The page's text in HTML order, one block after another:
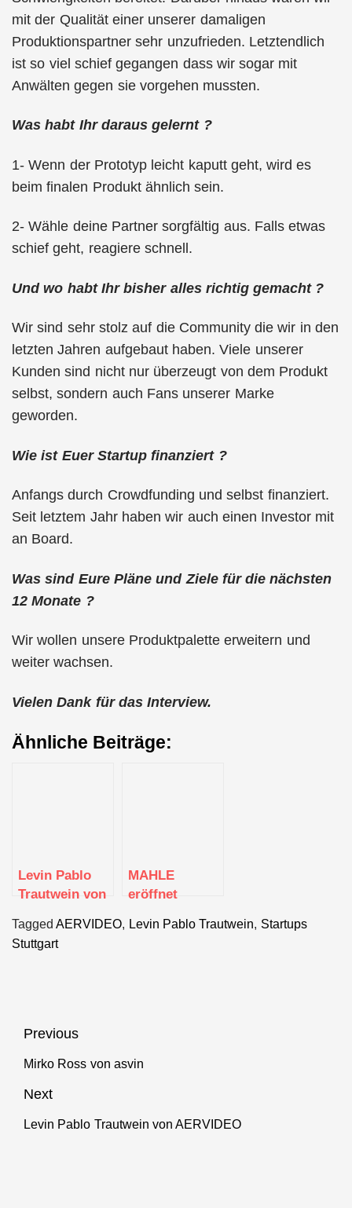
mit der Qualität einer unserer damaligen
Produktionspartner sehr unzufrieden. Letztendlich
ist so viel schief gegangen dass wir sogar mit
Anwälten gegen sie vorgehen mussten.
Was habt Ihr daraus gelernt ?
1- Wenn der Prototyp leicht kaputt geht, wird es
beim finalen Produkt ähnlich sein.
2- Wähle deine Partner sorgfältig aus. Falls etwas
schief geht, reagiere schnell.
Und wo habt Ihr bisher alles richtig gemacht ?
Wir sind sehr stolz auf die Community die wir in den
letzten Jahren aufgebaut haben. Viele unserer
Kunden sind nicht nur überzeugt von dem Produkt
selbst, sondern auch Fans unserer Marke
geworden.
Wie ist Euer Startup finanziert ?
Anfangs durch Crowdfunding und selbst finanziert.
Seit letztem Jahr haben wir auch einen Investor mit
an Board.
Was sind Eure Pläne und Ziele für die nächsten
12 Monate ?
Wir wollen unsere Produktpalette erweitern und
weiter wachsen.
Vielen Dank für das Interview.
Ähnliche Beiträge:
Levin Pablo
Trautwein von
MAHLE
eröffnet
für neue
TaggedAERVIDEO, Levin Pablo Trautwein, Startups
Stuttgart
Beitragsnavigation
Previous
Previous
Mirko Ross von asvin
Next
Next
Levin Pablo Trautwein von AERVIDEO